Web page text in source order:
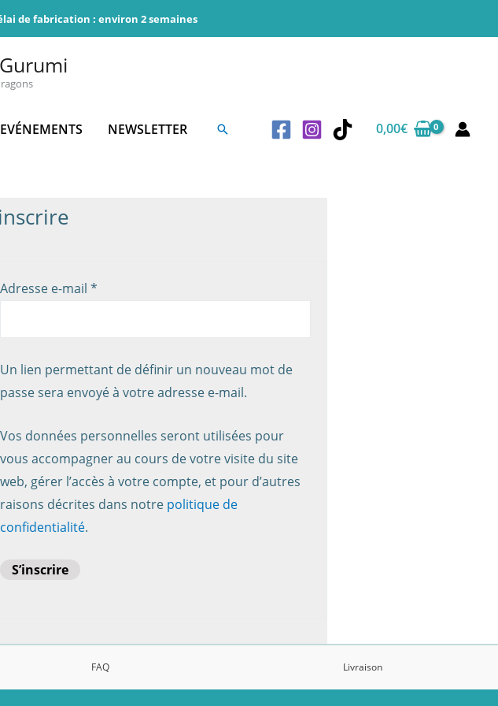
de fabrication : environ 2 semaines
EVÉNEMENTS NEWSLETTER Rechercher 0,00€
Adresse e-mail*
Un lien permettant de définir un nouveau mot de
passe sera envoyé à votre adresse e-mail.
Vos données personnelles seront utilisées pour
vous accompagner au cours de votre visite du site
web, gérer l’accès à votre compte, et pour d’autres
raisons décrites dans notre politique de
confidentialité.
S’inscrire
FAQ Livraison